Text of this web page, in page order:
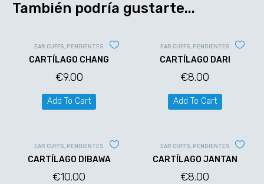
También podría gustarte...
EAR CUFFS PENDIENTES
CARTÍLAGO CHANG
€9.00
Add To Cart
EAR CUFFS PENDIENTES
CARTÍLAGO DARI
€8.00
Add To Cart
EAR CUFFS PENDIENTES
CARTÍLAGO DIBAWA
€10.00
EAR CUFFS PENDIENTES
CARTÍLAGO JANTAN
€8.00